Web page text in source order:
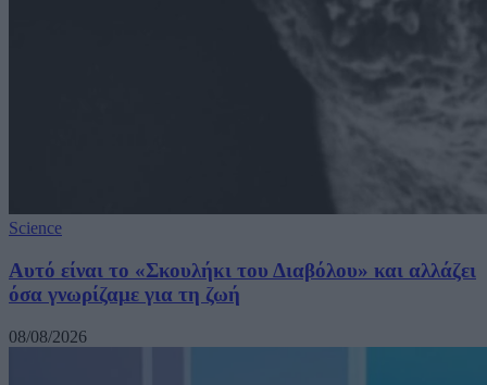
Science
Αυτό είναι το «Σκουλήκι του Διαβόλου» και αλλάζει
όσα γνωρίζαμε για τη ζωή
08/08/2026